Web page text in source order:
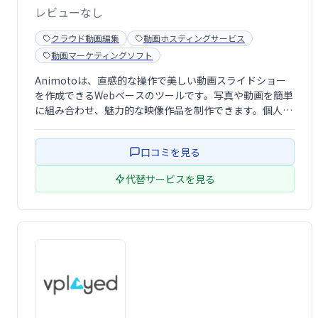
レビューなし
クラウド動画編集
動画ホスティングサービス
動画マーケティングソフト
Animotoは、直感的な操作で美しい動画スライドショー
を作成できるWebベースのツールです。写真や動画を簡単
に組み合わせ、魅力的な映像作品を制作できます。個人利
プロフェッショナルや教育現場でも好評です。創造性を刺
激する豊富な機能で、感動的な動画作 …
口コミを見る
代替サービスを見る